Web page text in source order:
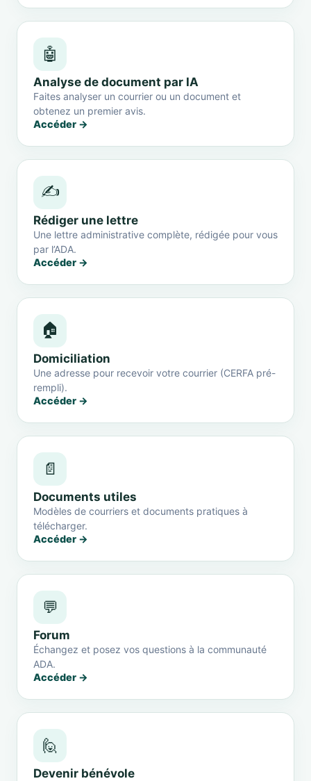
🤖
Analyse de document par IA
Faites analyser un courrier ou un document et
obtenez un premier avis.
Accéder →
✍️
Rédiger une lettre
Une lettre administrative complète, rédigée pour vous
par l’ADA.
Accéder →
🏠
Domiciliation
Une adresse pour recevoir votre courrier (CERFA pré-
rempli).
Accéder →
📄
Documents utiles
Modèles de courriers et documents pratiques à
télécharger.
Accéder →
💬
Forum
Échangez et posez vos questions à la communauté
ADA.
Accéder →
🙋
Devenir bénévole